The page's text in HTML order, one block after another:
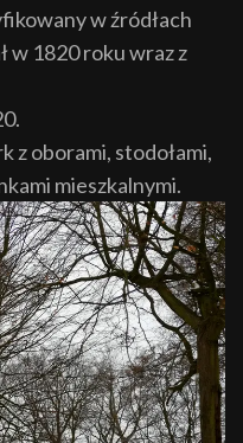
w źródłach
w 1820 roku wraz z
z oborami, stodołami,
mieszkalnymi.